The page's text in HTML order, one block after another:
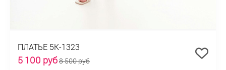
ПЛАТЬЕ 5К-1323
5 100 руб8 500 руб